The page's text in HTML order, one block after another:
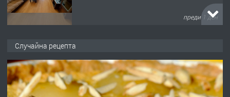
преди 1 ден
АПАРТАМЕНТ В ЦЕНТЪРА НА ГР.
ХАСКОВО
преди 2 дни
Случайна рецепта